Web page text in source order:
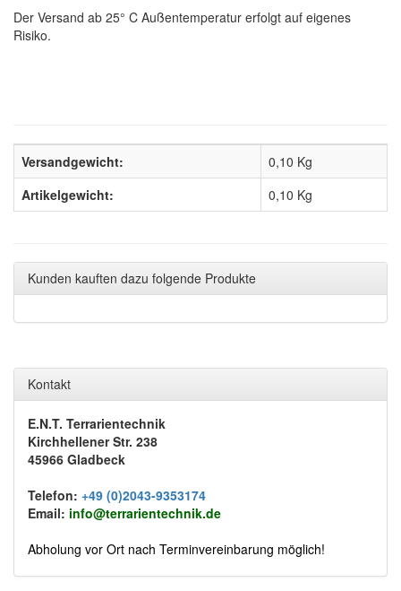
Der Versand ab 25° C Außentemperatur erfolgt auf eigenes
Risiko.
Versandgewicht:
0,10 Kg
Artikelgewicht:
0,10 Kg
Kunden kauften dazu folgende Produkte
Kontakt
E.N.T. Terrarientechnik
Kirchhellener Str. 238
45966 Gladbeck
Telefon: +49 (0)2043-9353174
Email: info@terrarientechnik.de
Abholung vor Ort nach Terminvereinbarung möglich!